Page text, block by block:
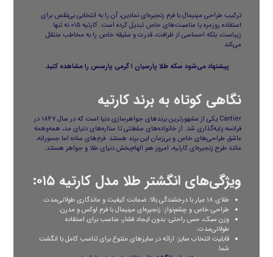
ترکیب طراحی مینیمال با فرم زنجیره‌ای نمادین، آن را به انتخابی بی‌نقص برای
استفاده روزمره یا مناسبت‌های خاص تبدیل کرده است. کارتیه ۰۱۵ نه تنها
زیباست، بلکه احساسی از ظرافت، قدرت و سلیقه خاص را به مخاطب منتقل
می‌کند
پیشنهاد می‌شود سکه طلا پارسیان ۱ گرمی پارسس را مشاهده کنید.
نگاهی کوتاه به برند کارتیه
Cartier یکی از مشهورترین برندهای جواهرسازی دنیا است که در سال ۱۸۴۷ در
فرانسه پایه‌گذاری شد. از خانواده‌های سلطنتی تا ستاره‌های دنیای مد، همه‌وهمه
عاشق طراحی‌های خاص و بی‌زمان این برند هستند. فرم‌های ساده اما جسورانه،
مانند طرح زنجیره‌ای کارتیه، امروز هم الهام‌بخش دنیای طلا و جواهر هستند.
ویژگی‌های انگشتر طلا مدل کارتیه ۰۱۵:
طلای ۱۸ عیار با درخشندگی بالا: ضمانت کیفیت و ماندگاری طولانی‌مدت.
طراحی خاص و چشم‌نواز: زنجیره‌ای مینیمال با فرم لوکس و مدرن.
وزن سبک، حس راحتی: بدون ایجاد فشار، مناسب برای استفاده
طولانی‌مدت.
قابلیت انتخاب سایز: ارائه در سایزهای متنوع برای تناسب کامل با انگشت
شما.